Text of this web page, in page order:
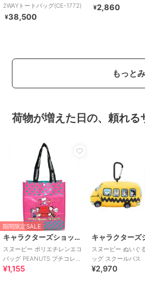
2WAYトートバッグ(CE-1772)
¥38,500
¥2,860
もっと
荷物が増えた日の、頼れる
期間限定SALE
キャラクターズショップ ラフラフ
スヌーピー ポリエチレンエコ
バッグ PEANUTS プチコレク
ション 75周年
¥1,155
スヌーピー ぬいぐ
ッグ スクールバス
¥2,970